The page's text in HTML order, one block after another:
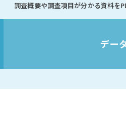
調査概要や調査項目が分かる資料を
デー